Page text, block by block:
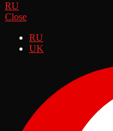
RU
Close
RU
UK